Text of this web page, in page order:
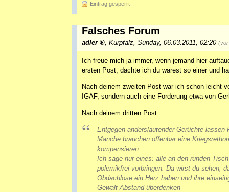
Eintrag gesperrt
Falsches Forum
adler , Kurpfalz, Sunday, 06.03.2011, 02:20 (vor
Ich freue mich ja immer, wenn jemand hier
ersten Post, dachte ich du wärest so einer und
Nach deinem zweiten Post war ich schon leicht
IGAF, sondern auch eine Forderung etwa von
Nach deinem dritten Post
Entgegen anderslautender Gerüchte
Manche brauchen offenbar eine
kompensieren.
Ich sage nur eines: alle an den runden
polemikfrei vorbringen. Da wirst du sehen,
Obdachlose ein Herz haben und ihre
Gewalt Abstand überdenken